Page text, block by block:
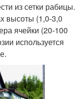
из сетки рабицы.
высоты (1,0-3,0
ячейки (20-100
используется